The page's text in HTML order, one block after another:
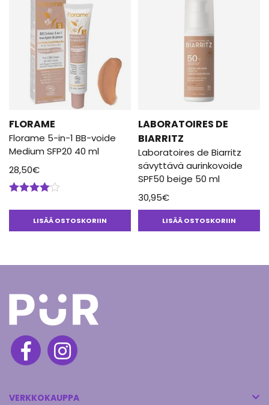
FLORAME
Florame 5-in-1 BB-voide
Medium SFP20 40 ml
28,50€
tuotteesta:
/ 5LISÄÄ OSTOSKORIIN
LABORATOIRES DE
BIARRITZ
Laboratoires de Biarritz
sävyttävä aurinkovoide
SPF50 beige 50 ml
30,95€
LISÄÄ OSTOSKORIIN
VERKKOKAUPPA